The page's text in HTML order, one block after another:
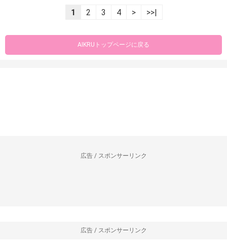
1 2 3 4 > >>|
AIKRUトップページに戻る
広告 / スポンサーリンク
広告 / スポンサーリンク